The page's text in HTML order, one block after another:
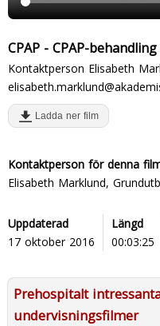
CPAP - CPAP-
Kontaktperson Elisabeth
Ladda ner film
Kontaktperson för denna
Elisabeth Marklund,
Uppdaterad
17 oktober 2016
Längd
00:03:25
Prehospitalt
undervisningsfilmer